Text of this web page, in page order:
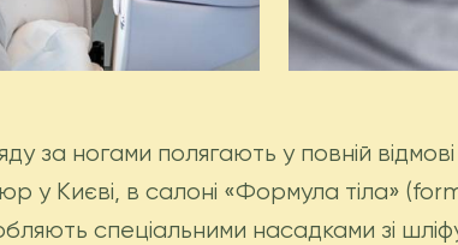
за ногами полягають у повній
у Києві, в салоні «Формула тіла»
спеціальними насадками зі